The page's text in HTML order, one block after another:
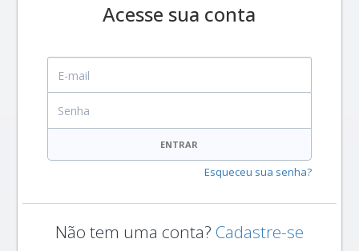
Acesse sua conta
E-mail
ENTRAR
Esqueceu sua senha?
Não tem uma conta? Cadastre-se